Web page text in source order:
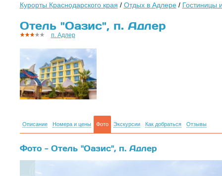
Курорты Краснодарского края / Отдых в Адлере/ Гостиницы
Отель "Оазис", п. Адлер
п. Адлер
Описание Номера и цены Фото Экскурсии Как добраться Отзывы
Фото - Отель "Оазис", п. Адлер